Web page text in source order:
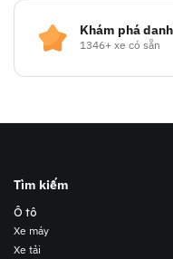
1346+ xe có sẵn
Xe máy
Xe tải